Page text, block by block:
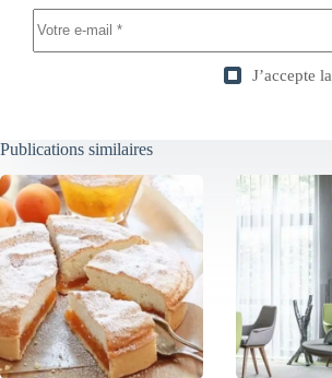
J’accepte la
Publications similaires